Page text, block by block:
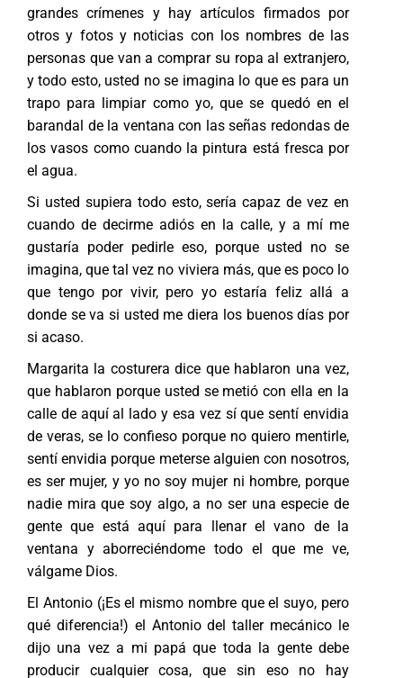
grandes crímenes y hay artículos firmados por
otros y fotos y noticias con los nombres de las
personas que van a comprar su ropa al extranjero,
y todo esto, usted no se imagina lo que es para un
trapo para limpiar como yo, que se quedó en el
barandal de la ventana con las señas redondas de
los vasos como cuando la pintura está fresca por
el agua.
Si usted supiera todo esto, sería capaz de vez en
cuando de decirme adiós en la calle, y a mí me
gustaría poder pedirle eso, porque usted no se
imagina, que tal vez no viviera más, que es poco lo
que tengo por vivir, pero yo estaría feliz allá a
donde se va si usted me diera los buenos días por
si acaso.
Margarita la costurera dice que hablaron una vez,
que hablaron porque usted se metió con ella en la
calle de aquí al lado y esa vez sí que sentí envidia
de veras, se lo confieso porque no quiero mentirle,
sentí envidia porque meterse alguien con nosotros,
es ser mujer, y yo no soy mujer ni hombre, porque
nadie mira que soy algo, a no ser una especie de
gente que está aquí para llenar el vano de la
ventana y aborreciéndome todo el que me ve,
válgame Dios.
El Antonio (¡Es el mismo nombre que el suyo, pero
qué diferencia!) el Antonio del taller mecánico le
dijo una vez a mi papá que toda la gente debe
producir cualquier cosa, que sin eso no hay